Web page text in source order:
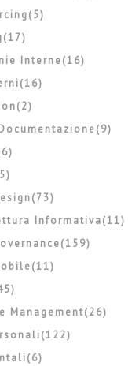
Interne(16)
Informativa(11)
Management(26)